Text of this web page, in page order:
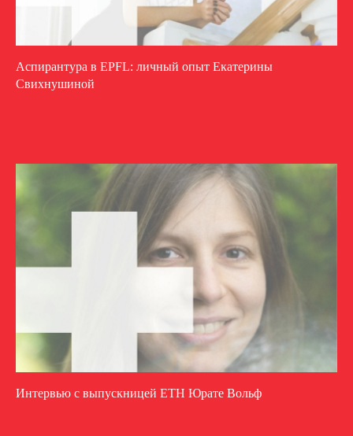
Аспирантура в EPFL: личный опыт Екатерины
Свихнушиной
Интервью c выпускницей ETH Юрате Вольф